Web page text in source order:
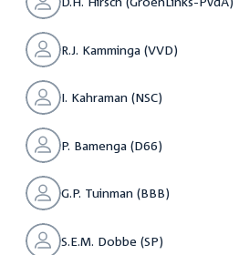
R.J. Kamminga (VVD)
I. Kahraman (NSC)
P. Bamenga (D66)
G.P. Tuinman (BBB)
S.E.M. Dobbe (SP)